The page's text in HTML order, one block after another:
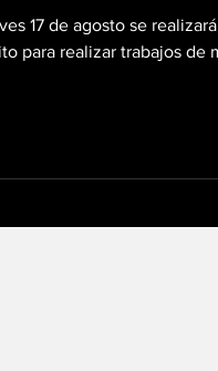
17 de agosto se
para realizar trabajos de